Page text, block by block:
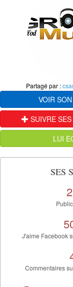
Partagé par :
VOIR
SUIVRE
LUI
SES
J'aime Facebook
Commentaires